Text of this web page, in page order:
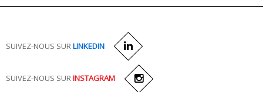
SUIVEZ-NOUS SUR LINKEDIN
SUIVEZ-NOUS SURINSTAGRAM